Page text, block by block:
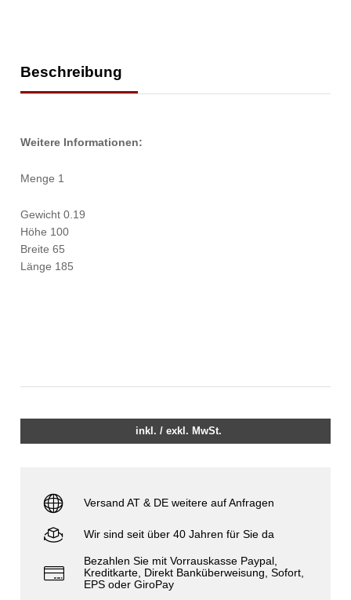
Beschreibung
Weitere Informationen:
Menge 1
Gewicht 0.19
Höhe 100
Breite 65
Länge 185
inkl. / exkl. MwSt.
Versand AT & DE weitere auf Anfragen
Wir sind seit über 40 Jahren für Sie da
Bezahlen Sie mit Vorrauskasse Paypal,
Kreditkarte, Direkt Banküberweisung, Sofort,
EPS oder GiroPay